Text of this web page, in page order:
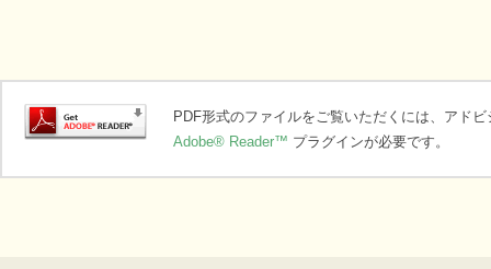
PDF形式のファイルをご覧いただくには、アド
Adobe® Reader™ プラグインが必要です。